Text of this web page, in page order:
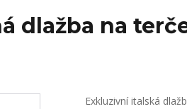
dlažba na
Exkluzivní italská